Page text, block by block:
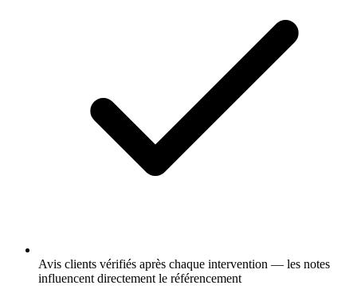
Avis clients vérifiés après chaque intervention — les notes
influencent directement le référencement